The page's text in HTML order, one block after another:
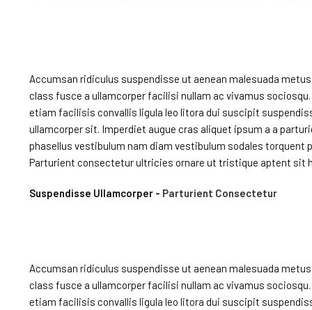
Accumsan ridiculus suspendisse ut aenean malesuada
class fusce a ullamcorper facilisi nullam ac vivamus
etiam facilisis convallis ligula leo litora dui suscipit
ullamcorper sit. Imperdiet augue cras aliquet ipsum a a
phasellus vestibulum nam diam vestibulum sodales torquent
Parturient consectetur ultricies ornare ut tristique aptent sit
Suspendisse Ullamcorper - Parturient Consectetur
Accumsan ridiculus suspendisse ut aenean malesuada
class fusce a ullamcorper facilisi nullam ac vivamus
etiam facilisis convallis ligula leo litora dui suscipit